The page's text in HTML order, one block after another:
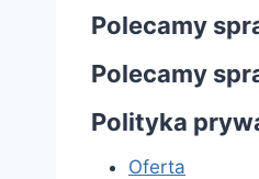
Polecamy
Polecamy
Polityka
Oferta